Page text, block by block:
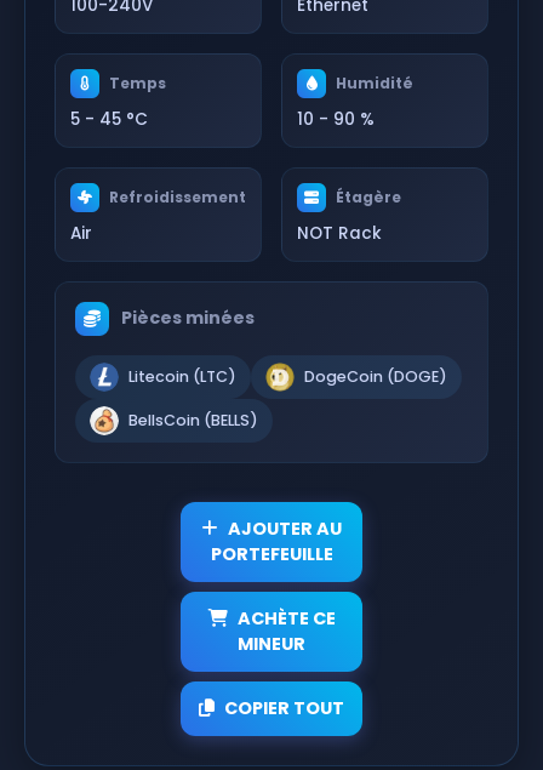
100-240V Ethernet
Temps
5 - 45 °C
Humidité
10 - 90 %
Refroidissement
Air
Étagère
NOT Rack
Pièces minées
Litecoin (LTC) DogeCoin (DOGE)
BellsCoin (BELLS)
AJOUTER AU
PORTEFEUILLE
ACHÈTE CE
MINEUR
COPIER TOUT